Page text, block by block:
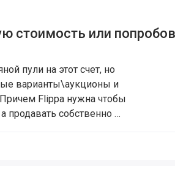
стоимость или
пули на этот счет, но
варианты\аукционы и
Flippa нужна чтобы
продавать собственно …